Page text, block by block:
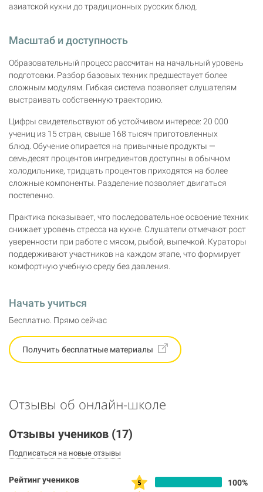
азиатской кухни до традиционных русских блюд.
Масштаб и доступность
Образовательный процесс рассчитан на начальный уровень
подготовки. Разбор базовых техник предшествует более
сложным модулям. Гибкая система позволяет слушателям
выстраивать собственную траекторию.
Цифры свидетельствуют об устойчивом интересе: 20 000
учениц из 15 стран, свыше 168 тысяч приготовленных
блюд. Обучение опирается на привычные продукты —
семьдесят процентов ингредиентов доступны в обычном
холодильнике, тридцать процентов приходятся на более
сложные компоненты. Разделение позволяет двигаться
постепенно.
Практика показывает, что последовательное освоение техник
снижает уровень стресса на кухне. Слушатели отмечают рост
уверенности при работе с мясом, рыбой, выпечкой. Кураторы
поддерживают участников на каждом этапе, что формирует
комфортную учебную среду без давления.
Начать учиться
Бесплатно. Прямо сейчас
Получить бесплатные материалы
Отзывы об онлайн-школе
Отзывы учеников (17)
Подписаться на новые отзывы
Рейтинг учеников 100%